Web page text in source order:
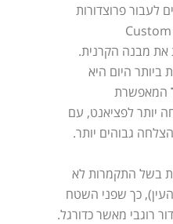
לעבור פרוצדורות
Custom
את מבנה הקרנית.
ביותר היום היא
המאפשרת
יותר לפציאנט, עם
הצלחה גבוהים יותר.
בשל התקמרות לא
כך שפני השטח
רוגבי מאשר כדורגל.